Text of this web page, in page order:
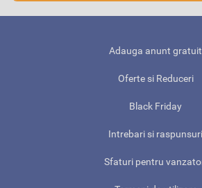
Adauga anunt gratuit
Oferte si Reduceri
Black Friday
Intrebari si raspunsuri
Sfaturi pentru